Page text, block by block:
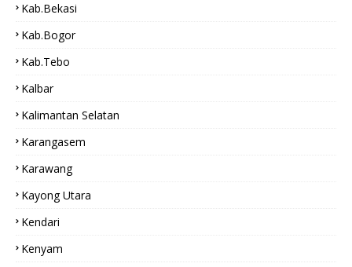
Kab.bekasi
Kab.Bogor
Kab.tebo
Kalbar
Kalimantan Selatan
Karangasem
Karawang
Kayong Utara
Kendari
Kenyam